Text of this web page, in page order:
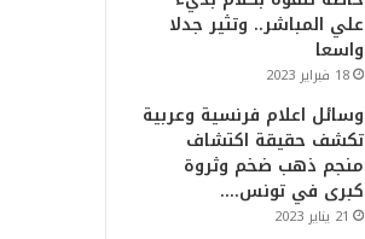
علي المباشر.. وتثير جدلا
واسعا
18 فبراير 2023
وسائل اعلام فرنسية وعربية
تكشف حقيقة اكتشاف
منجم ذهب ضخم وثروة
كبرى في تونس….
21 يناير 2023